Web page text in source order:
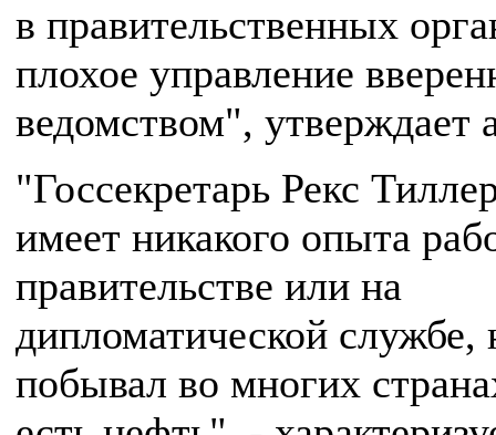
в правительственных
плохое управление
ведомством", утверждает
"Госсекретарь Рекс
имеет никакого опыта
правительстве или на
дипломатической службе,
побывал во многих